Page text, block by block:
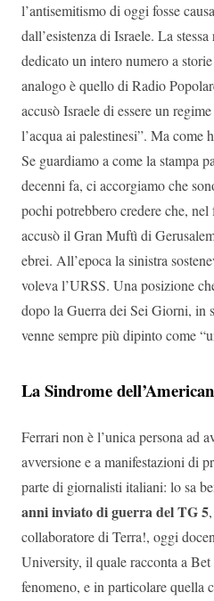
l’antisemitismo di oggi fosse
dall’esistenza di Israele. La
dedicato un intero numero a
analogo è quello di Radio
accusò Israele di essere un
l’acqua ai palestinesi”. Ma come
Se guardiamo a come la stampa
decenni fa, ci accorgiamo che
pochi potrebbero credere che, nel
accusò il Gran Muftì di
ebrei. All’epoca la sinistra
voleva l’URSS. Una posizione
dopo la Guerra dei Sei Giorni, in
venne sempre più dipinto come
La Sindrome
Ferrari non è l’unica persona ad
avversione e a manifestazioni di
parte di giornalisti italiani: lo sa
anni inviato di guerra del TG 5
collaboratore di Terra!, oggi
University, il quale racconta a
fenomeno, e in particolare quella